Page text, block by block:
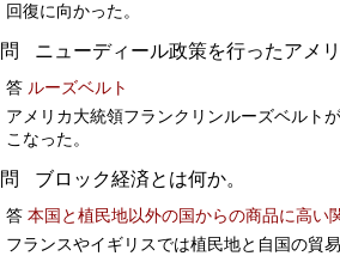
回復に向かった。
ニューディール政策を行ったアメ
答 ルーズベルト
アメリカ大統領フランクリンルーズベルト
こなった。
ブロック経済とは何か。
答 本国と植民地以外の国からの商品に高い
フランスやイギリスでは植民地と自国の貿